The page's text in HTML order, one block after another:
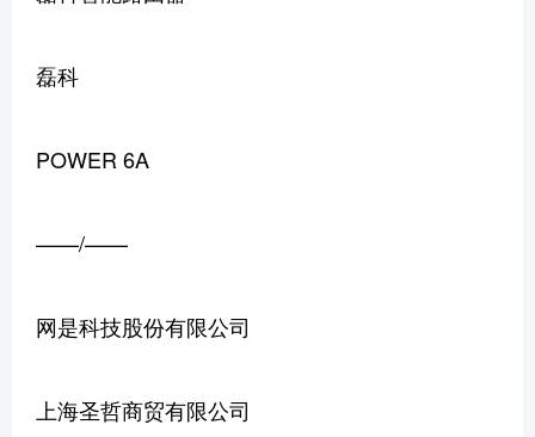
磊科
POWER 6A
——/——
网是科技股份有限公司
上海圣哲商贸有限公司